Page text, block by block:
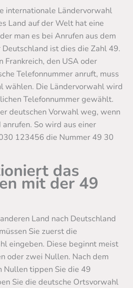
internationale Ländervorwahl
Land auf der Welt hat eine
man es bei Anrufen aus dem
ist dies die Zahl 49.
Frankreich, den USA oder
Telefonnummer anruft, muss
wählen. Die Ländervorwahl wird
Telefonnummer gewählt.
deutschen Vorwahl weg, wenn
So wird aus einer
123456 die Nummer 49 30
das
mit der 49
Land nach Deutschland
Sie zuerst die
eingeben. Diese beginnt meist
oder zwei Nullen. Nach dem
Nullen tippen Sie die 49
Sie die deutsche Ortsvorwahl